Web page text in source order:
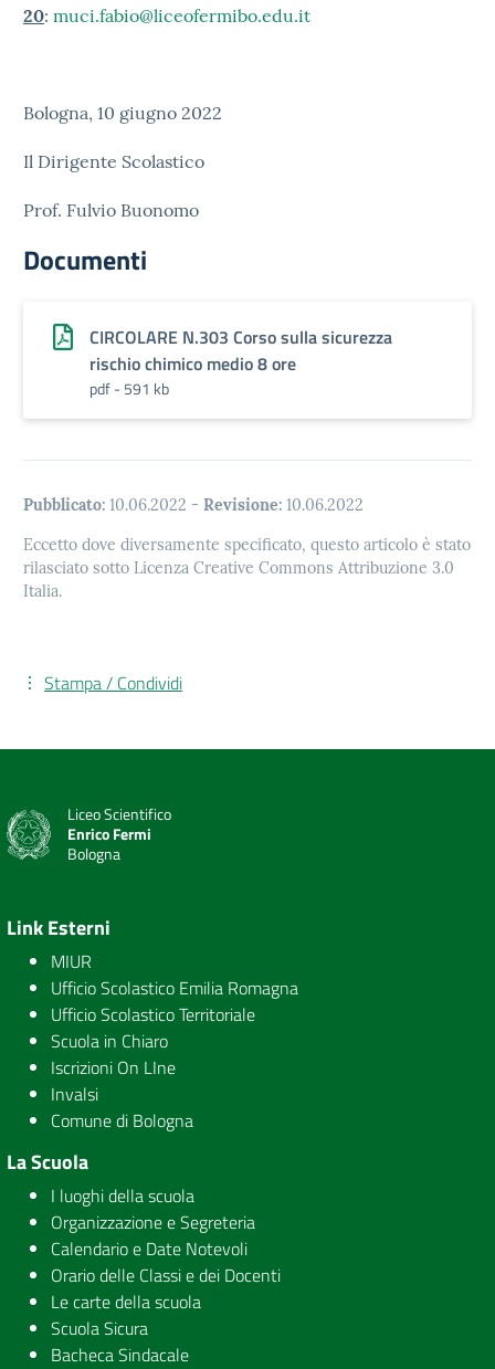
20: muci.fabio@liceofermibo.edu.it
Bologna, 10 giugno 2022
Il Dirigente Scolastico
Prof. Fulvio Buonomo
Documenti
CIRCOLARE N.303 Corso sulla sicurezza
rischio chimico medio 8 ore
pdf - 591 kb
Pubblicato: 10.06.2022 - Revisione: 10.06.2022
Eccetto dove diversamente specificato, questo articolo è stato
rilasciato sotto Licenza Creative Commons Attribuzione 3.0
Italia.
Stampa / Condividi
Liceo Scientifico
Enrico Fermi
Bologna
Link Esterni
MIUR
Ufficio Scolastico Emilia Romagna
Ufficio Scolastico Territoriale
Scuola in Chiaro
Iscrizioni On LIne
Invalsi
Comune di Bologna
La Scuola
I luoghi della scuola
Organizzazione e Segreteria
Calendario e Date Notevoli
Orario delle Classi e dei Docenti
Le carte della scuola
Scuola Sicura
Bacheca Sindacale